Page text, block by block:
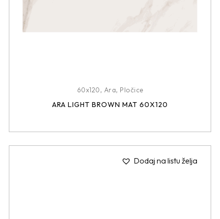
60x120, Ara, Pločice
ARA LIGHT BROWN MAT 60X120
Dodaj na listu želja